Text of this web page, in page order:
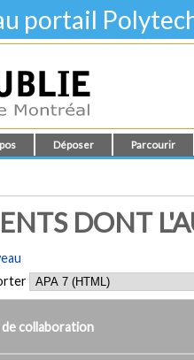
portail
Déposer Parcourir
DONT
de collaboration